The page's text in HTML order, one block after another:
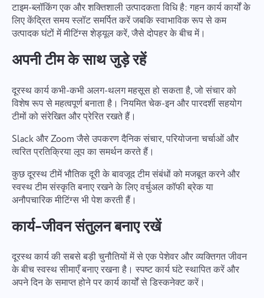
टाइम-ब्लॉकिंग एक और शक्तिशाली उत्पादकता विधि है: गहन कार्य कार्यों के
लिए केंद्रित समय स्लॉट समर्पित करें जबकि स्वाभाविक रूप से कम
उत्पादक घंटों में मीटिंग्स शेड्यूल करें, जैसे दोपहर के बीच में।
अपनी टीम के साथ जुड़े रहें
दूरस्थ कार्य कभी-कभी अलग-थलग महसूस हो सकता है, जो संचार को
विशेष रूप से महत्वपूर्ण बनाता है। नियमित चेक-इन और पारदर्शी सहयोग
टीमों को संरेखित और प्रेरित रखते हैं।
Slack और Zoom जैसे उपकरण दैनिक संचार, परियोजना चर्चाओं और
त्वरित प्रतिक्रिया लूप का समर्थन करते हैं।
कुछ दूरस्थ टीमें भौतिक दूरी के बावजूद टीम संबंधों को मजबूत करने और
स्वस्थ टीम संस्कृति बनाए रखने के लिए वर्चुअल कॉफी ब्रेक या
अनौपचारिक मीटिंग्स भी पेश करती हैं।
कार्य-जीवन संतुलन बनाए रखें
दूरस्थ कार्य की सबसे बड़ी चुनौतियों में से एक पेशेवर और व्यक्तिगत जीवन
के बीच स्वस्थ सीमाएँ बनाए रखना है। स्पष्ट कार्य घंटे स्थापित करें और
अपने दिन के समाप्त होने पर कार्य कार्यों से डिस्कनेक्ट करें।